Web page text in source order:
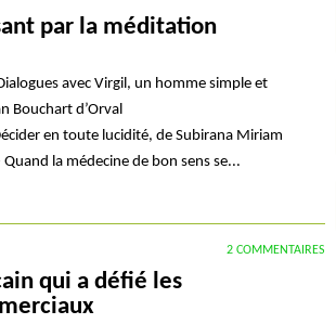
par la méditation
avec Virgil, un homme simple et
Bouchart d’Orval
en toute lucidité, de Subirana Miriam
la médecine de bon sens se...
2 COMMENTAIRES
qui a défié les